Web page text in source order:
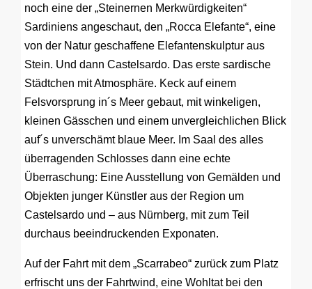
noch eine der „Steinernen Merkwürdigkeiten“
Sardiniens angeschaut, den „Rocca Elefante“, eine
von der Natur geschaffene Elefantenskulptur aus
Stein. Und dann Castelsardo. Das erste sardische
Städtchen mit Atmosphäre. Keck auf einem
Felsvorsprung in´s Meer gebaut, mit winkeligen,
kleinen Gässchen und einem unvergleichlichen Blick
auf´s unverschämt blaue Meer. Im Saal des alles
überragenden Schlosses dann eine echte
Überraschung: Eine Ausstellung von Gemälden und
Objekten junger Künstler aus der Region um
Castelsardo und – aus Nürnberg, mit zum Teil
durchaus beeindruckenden Exponaten.
Auf der Fahrt mit dem „Scarrabeo“ zurück zum Platz
erfrischt uns der Fahrtwind, eine Wohltat bei den